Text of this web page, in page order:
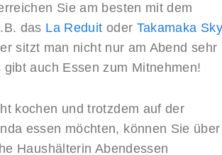
Sie am besten mit dem
das La Reduit oder Takamaka Sky
sitzt man nicht nur am Abend sehr
gibt auch Essen zum Mitnehmen!
kochen und trotzdem auf der
essen möchten, können Sie über
Haushälterin Abendessen